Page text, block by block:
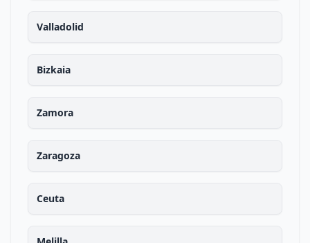
Valladolid
Bizkaia
Zamora
Zaragoza
Ceuta